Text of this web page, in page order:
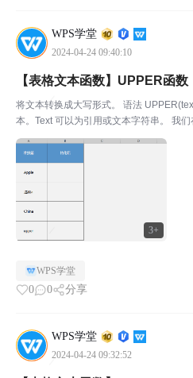
WPS学堂
2024-04-24 09:40:10
3+
【表格文本函数】UPPER函
将文本转换成大写形式。 语法
本。Text 可以为引用或文本字符串。 我
转换大小写。WPS表格中的UPPER函数
键转换成大写格式，再也...
WPS学堂
0 0 分享
WPS学堂
2024-04-24 09:32:52